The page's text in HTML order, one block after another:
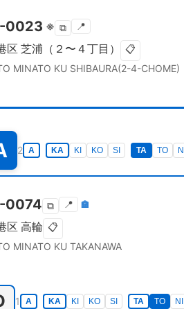
0023 ※ ⧉ 📍
区 芝浦（２〜４丁目） 📋
MINATO KU SHIBAURA(2-4-CHOME)
2 A KA KI KO SI TA TO NI
0074 ⧉ 📍 🏣
区 高輪 📋
MINATO KU TAKANAWA
1 A KA KI KO SI TA TO NI